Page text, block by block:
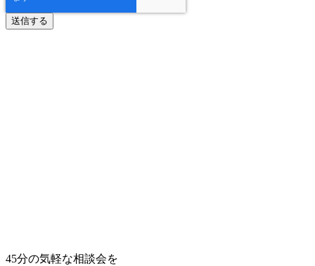
45分の気軽な相談会を